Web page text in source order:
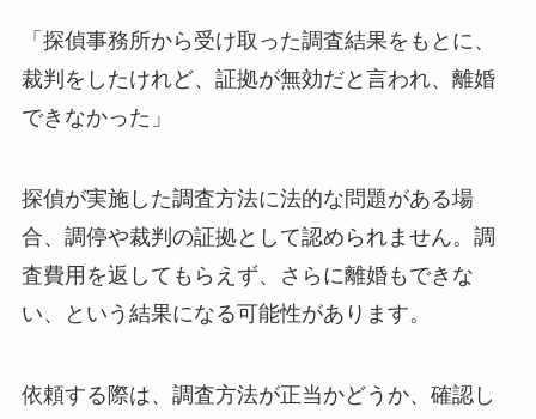
「探偵事務所から受け取った調査結果をもとに、
裁判をしたけれど、証拠が無効だと言われ、離婚
できなかった」
探偵が実施した調査方法に法的な問題がある場
合、調停や裁判の証拠として認められません。調
査費用を返してもらえず、さらに離婚もできな
い、という結果になる可能性があります。
依頼する際は、調査方法が正当かどうか、確認し